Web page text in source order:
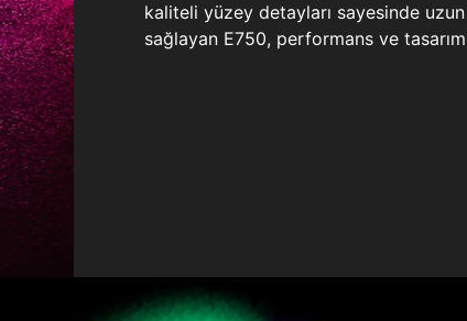
kaliteli yüzey detayları sayesinde
sağlayan E750, performans ve